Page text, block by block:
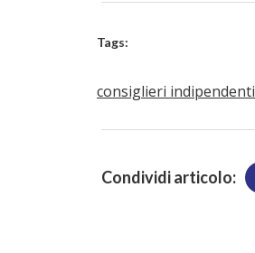
Tags:
consiglieri indipendenti
Condividi articolo: